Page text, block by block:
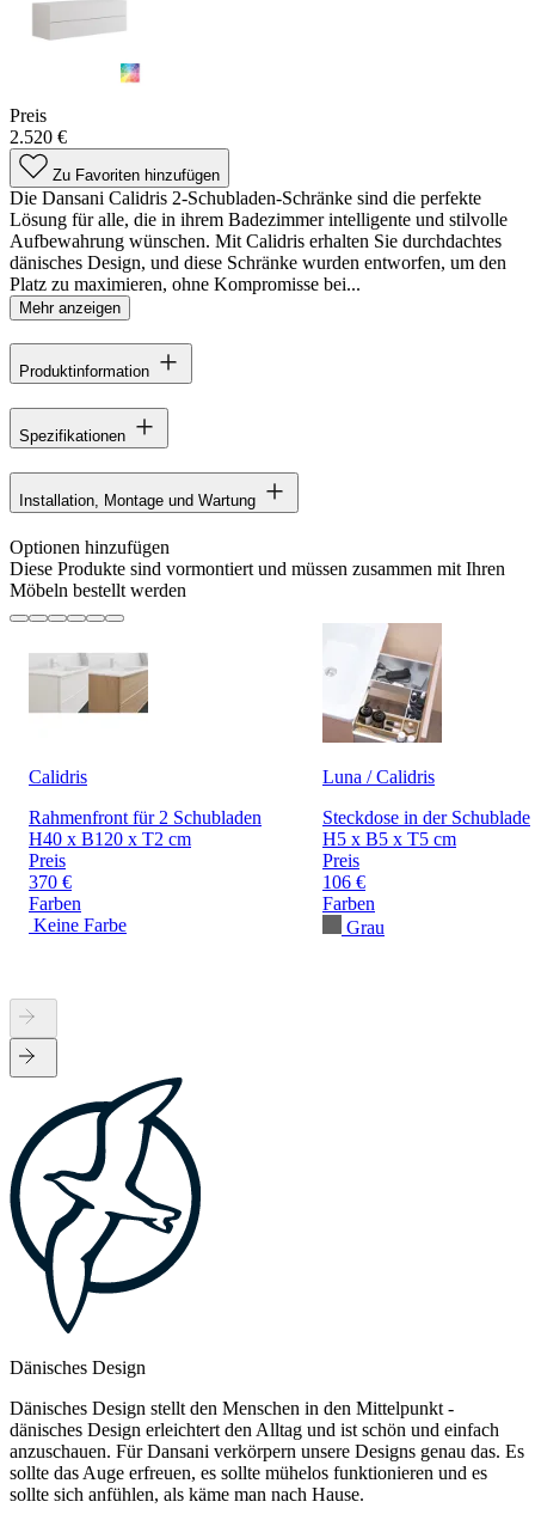
Preis
2.520 €
Zu Favoriten hinzufügen
Die Dansani Calidris 2-Schubladen-Schränke sind die perfekte
Lösung für alle, die in ihrem Badezimmer intelligente und stilvolle
Aufbewahrung wünschen. Mit Calidris erhalten Sie durchdachtes
dänisches Design, und diese Schränke wurden entworfen, um den
Platz zu maximieren, ohne Kompromisse bei...
Mehr anzeigen
Produktinformation
Spezifikationen
Installation, Montage und Wartung
Optionen hinzufügen
Diese Produkte sind vormontiert und müssen zusammen mit Ihren
Möbeln bestellt werden
Calidris
Rahmenfront für 2 Schubladen
H40 x B120 x T2 cm
Preis
370 €
Farben
Keine Farbe
Luna / Calidris
Steckdose in der Schublade
H5 x B5 x T5 cm
Preis
106 €
Farben
Grau
Dänisches Design
Dänisches Design stellt den Menschen in den Mittelpunkt -
dänisches Design erleichtert den Alltag und ist schön und einfach
anzuschauen. Für Dansani verkörpern unsere Designs genau das. Es
sollte das Auge erfreuen, es sollte mühelos funktionieren und es
sollte sich anfühlen, als käme man nach Hause.